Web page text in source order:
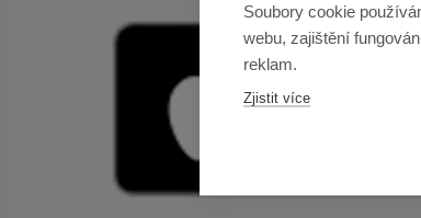
Soubory cookie
webu, zajištění
reklam.
Zjistit více